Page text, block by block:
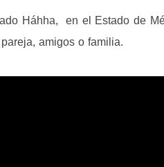
Háhha, en el Estado de
amigos o familia.